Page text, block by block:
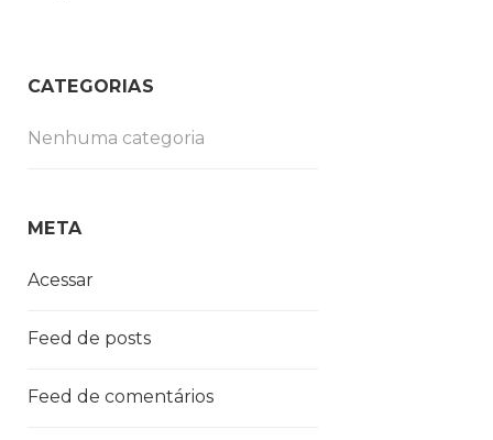
CATEGORIAS
Nenhuma categoria
META
Acessar
Feed de posts
Feed de comentários